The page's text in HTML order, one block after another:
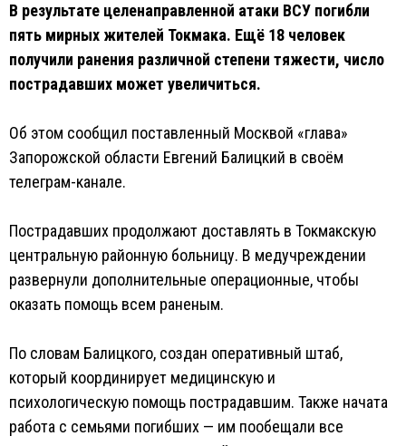
В результате целенаправленной атаки ВСУ погибли
пять мирных жителей Токмака. Ещё 18 человек
получили ранения различной степени тяжести, число
пострадавших может увеличиться.
Об этом сообщил поставленный Москвой «глава»
Запорожской области Евгений Балицкий в своём
телеграм-канале.
Пострадавших продолжают доставлять в Токмакскую
центральную районную больницу. В медучреждении
развернули дополнительные операционные, чтобы
оказать помощь всем раненым.
По словам Балицкого, создан оперативный штаб,
который координирует медицинскую и
психологическую помощь пострадавшим. Также начата
работа с семьями погибших — им пообещали все